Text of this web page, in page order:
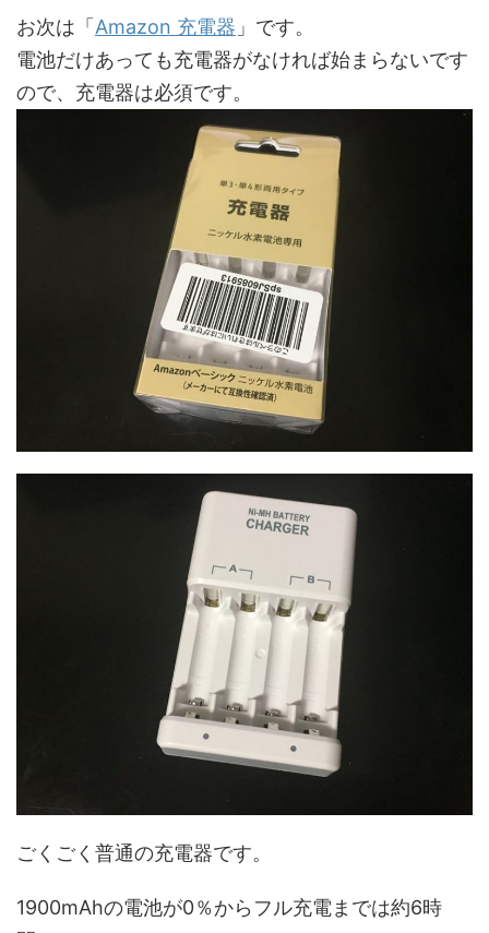
お次は「 Amazon 充電器 」です。
電池だけあっても充電器がなければ始まらないです
ので、充電器は必須です。
ごくごく普通の充電器です。
1900mAhの電池が0％からフル充電までは約6時